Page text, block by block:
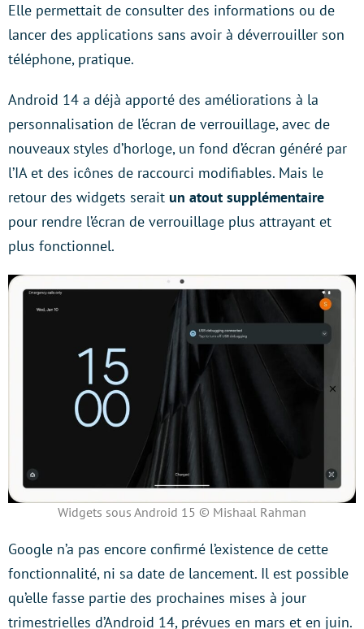
Elle permettait de consulter des informations ou de
lancer des applications sans avoir à déverrouiller son
téléphone, pratique.
Android 14 a déjà apporté des améliorations à la
personnalisation de l’écran de verrouillage, avec de
nouveaux styles d’horloge, un fond d’écran généré par
l’IA et des icônes de raccourci modifiables. Mais le
retour des widgets serait un atout supplémentaire
pour rendre l’écran de verrouillage plus attrayant et
plus fonctionnel.
Widgets sous Android 15 © Mishaal Rahman
Google n’a pas encore confirmé l’existence de cette
fonctionnalité, ni sa date de lancement. Il est possible
qu’elle fasse partie des prochaines mises à jour
trimestrielles d’Android 14, prévues en mars et en juin.